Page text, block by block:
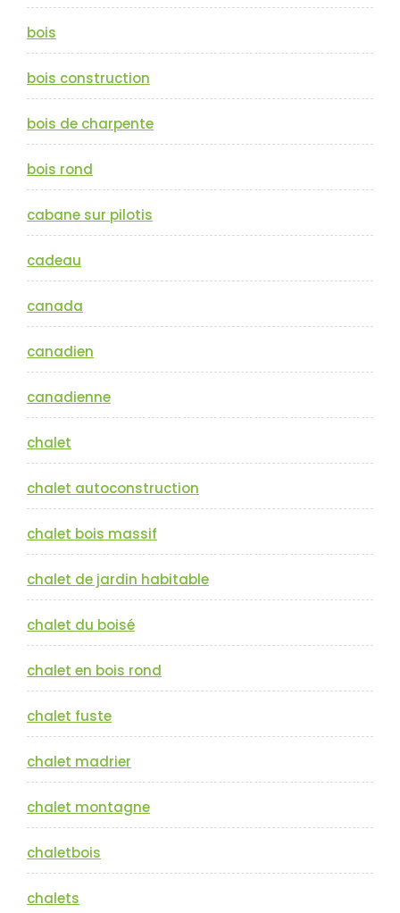
bois
bois construction
bois de charpente
bois rond
cabane sur pilotis
cadeau
canada
canadien
canadienne
chalet
chalet autoconstruction
chalet bois massif
chalet de jardin habitable
chalet du boisé
chalet en bois rond
chalet fuste
chalet madrier
chalet montagne
chaletbois
chalets